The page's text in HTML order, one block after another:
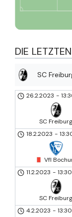
DIE
SC
26.2.2023 -
SC Freiburg
18.2.2023 -
Vfl
11.2.2023 - 13:30
SC Freiburg
4.2.2023 - 13:30